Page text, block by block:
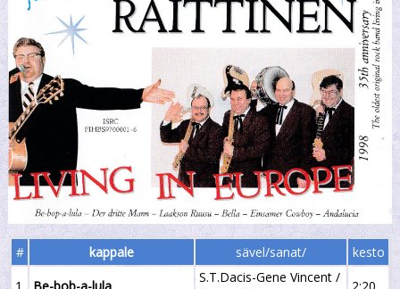
# kappale sävel/sanat/
kesto
S.T.Dacis-Gene Vincent /